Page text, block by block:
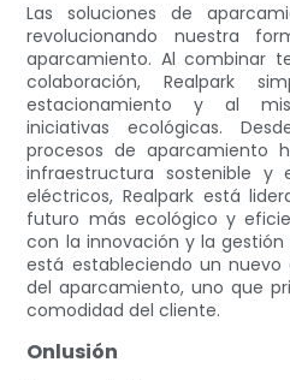
Las soluciones de
revolucionando nuestra
aparcamiento. Al combinar
colaboración, Realpark
estacionamiento y al
iniciativas ecológicas.
procesos de aparcamiento
infraestructura sostenible y
eléctricos, Realpark está
futuro más ecológico y
con la innovación y la
está estableciendo un
del aparcamiento, uno que
comodidad del cliente.
Onlusión